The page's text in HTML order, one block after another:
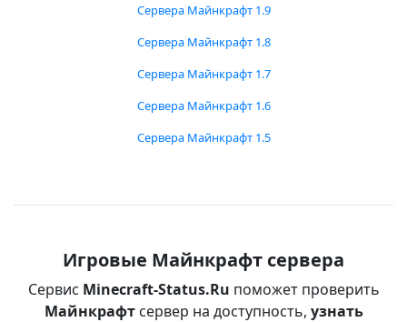
Сервера Майнкрафт 1.9
Сервера Майнкрафт 1.8
Сервера Майнкрафт 1.7
Сервера Майнкрафт 1.6
Сервера Майнкрафт 1.5
Игровые Майнкрафт сервера
Сервис Minecraft-Status.Ru поможет проверить
Майнкрафтсервер на доступность, узнать